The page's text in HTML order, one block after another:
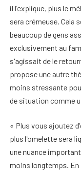
il l'explique, plus le
sera crémeuse. Cela
beaucoup de gens
exclusivement au
s'agissait de le
propose une autre
moins stressante
de situation comme
« Plus vous ajoutez
plus l'omelette sera
une nuance
moins longtemps.